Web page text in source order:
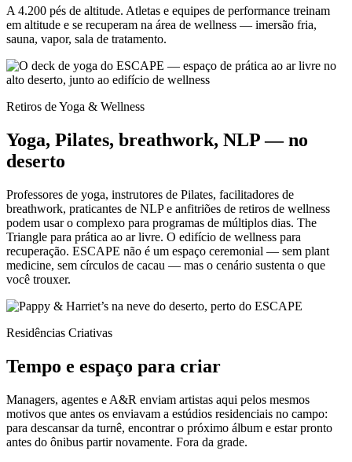
A 4.200 pés de altitude. Atletas e equipes de performance treinam
em altitude e se recuperam na área de wellness — imersão fria,
sauna, vapor, sala de tratamento.
Retiros de Yoga & Wellness
Yoga, Pilates, breathwork, NLP — no
deserto
Professores de yoga, instrutores de Pilates, facilitadores de
breathwork, praticantes de NLP e anfitriões de retiros de wellness
podem usar o complexo para programas de múltiplos dias. The
Triangle para prática ao ar livre. O edifício de wellness para
recuperação. ESCAPE não é um espaço ceremonial — sem plant
medicine, sem círculos de cacau — mas o cenário sustenta o que
você trouxer.
Residências Criativas
Tempo e espaço para criar
Managers, agentes e A&R enviam artistas aqui pelos mesmos
motivos que antes os enviavam a estúdios residenciais no campo:
para descansar da turnê, encontrar o próximo álbum e estar pronto
antes do ônibus partir novamente. Fora da grade.